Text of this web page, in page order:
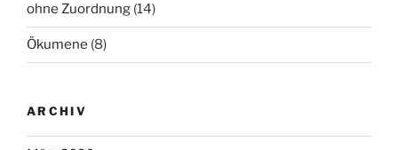
ohne Zuordnung (14)
Ökumene (8)
ARCHIV